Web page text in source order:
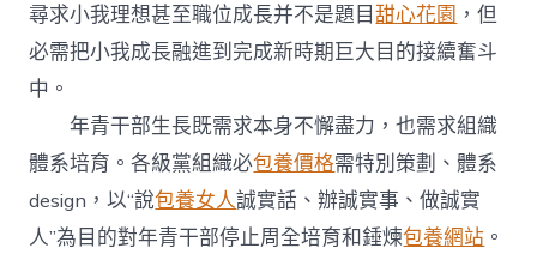
尋求小我理想甚至職位成長并不是題目甜心花園 ，但
必需把小我成長融進到完成新時期巨大目的接續奮斗
中。
年青干部生長既需求本身不懈盡力，也需求組織
體系培育。各級黨組織必包養價格需特別策劃、體系
design，以“說包養女人誠實話、辦誠實事、做誠實
人”為目的對年青干部停止周全培育和錘煉包養網站 。